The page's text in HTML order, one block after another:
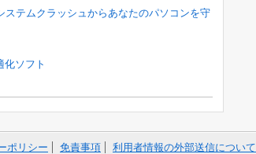
テムクラッシュからあなたのパソコンを守
化ソフト
ポリシー 免責事項 利用者情報の外部送信について